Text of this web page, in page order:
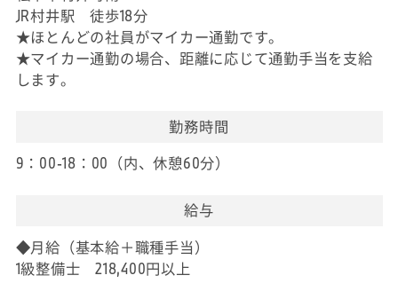
JR村井駅 徒歩18分
★ほとんどの社員がマイカー通勤です。
★マイカー通勤の場合、距離に応じて通勤手当を支給
します。
勤務時間
9：00-18：00（内、休憩60分）
給与
◆月給（基本給＋職種手当）
1級整備士 218,400円以上